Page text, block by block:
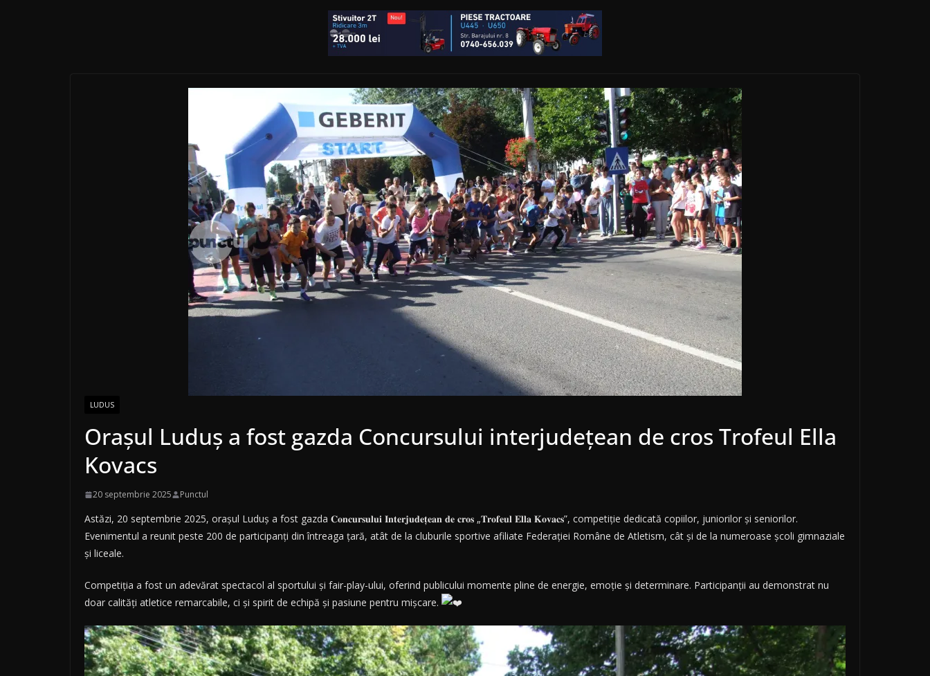
LUDUS
Orașul Luduș a fost gazda Concursului interjudețean de cros Trofeul Ella
Kovacs
20 septembrie 2025 Punctul
Astăzi, 20 septembrie 2025, orașul Luduș a fost gazda 𝐂𝐨𝐧𝐜𝐮𝐫𝐬𝐮𝐥𝐮𝐢 𝐈𝐧𝐭𝐞𝐫𝐣𝐮𝐝𝐞𝐭̦𝐞𝐚𝐧 𝐝𝐞 𝐜𝐫𝐨𝐬 „𝐓𝐫𝐨𝐟𝐞𝐮𝐥 𝐄𝐥𝐥𝐚 𝐊𝐨𝐯𝐚𝐜𝐬”, competiție dedicată copiilor, juniorilor și seniorilor.
Evenimentul a reunit peste 200 de participanți din întreaga țară, atât de la cluburile sportive afiliate Federației Române de Atletism, cât și de la numeroase școli gimnaziale
și liceale.
Competiția a fost un adevărat spectacol al sportului și fair-play-ului, oferind publicului momente pline de energie, emoție și determinare. Participanții au demonstrat nu
doar calități atletice remarcabile, ci și spirit de echipă și pasiune pentru mișcare.